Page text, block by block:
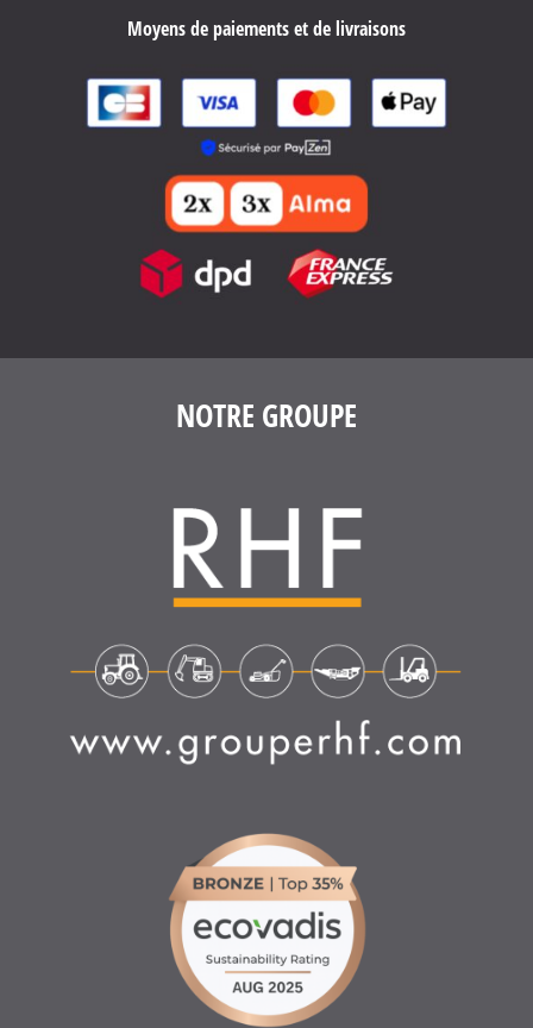
4.6/5(1639 avis)
Moyens de paiements et de livraisons
NOTRE GROUPE